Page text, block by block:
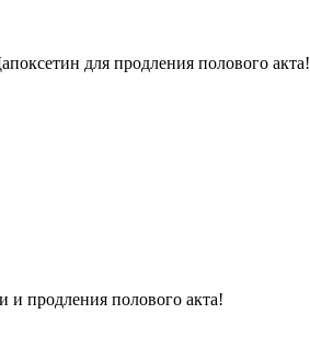
для продления полового акта!
и продления полового акта!